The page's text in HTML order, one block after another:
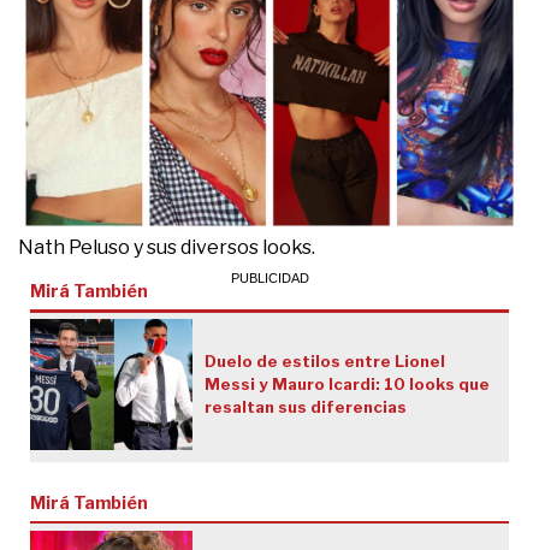
Nath Peluso y sus diversos looks.
Mirá También
Duelo de estilos entre Lionel
Messi y Mauro Icardi: 10 looks que
resaltan sus diferencias
Mirá También